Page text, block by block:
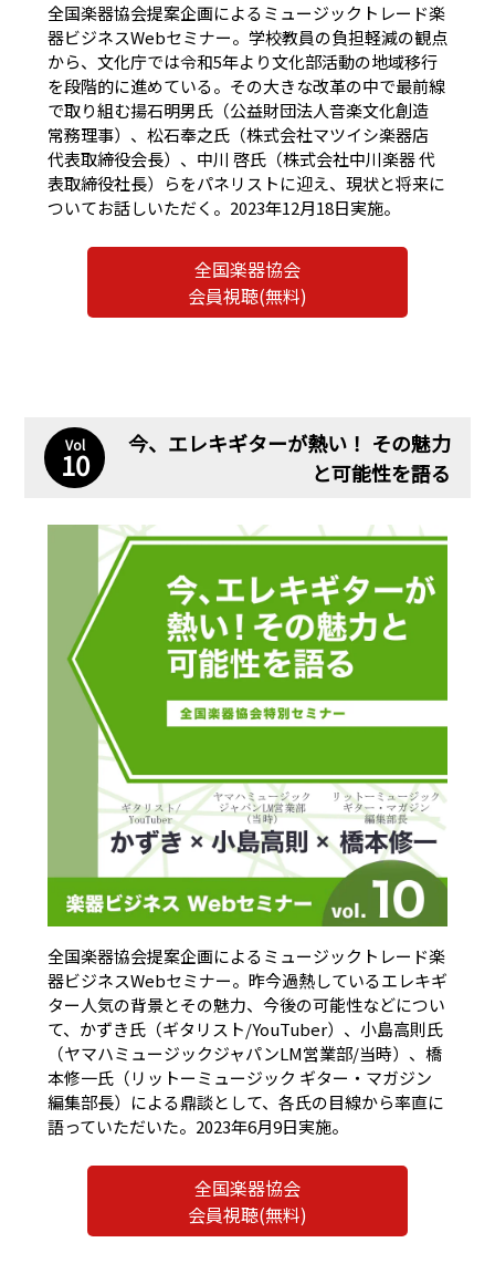
全国楽器協会提案企画によるミュージックトレード楽
器ビジネスWebセミナー。学校教員の負担軽減の観点
から、文化庁では令和5年より文化部活動の地域移行
を段階的に進めている。その大きな改革の中で最前線
で取り組む揚石明男氏（公益財団法人音楽文化創造
常務理事）、松石奉之氏（株式会社マツイシ楽器店
代表取締役会長）、中川 啓氏（株式会社中川楽器 代
表取締役社長）らをパネリストに迎え、現状と将来に
ついてお話しいただく。2023年12月18日実施。
全国楽器協会
会員視聴(無料)
Vol
10
今、エレキギターが熱い！ その魅力
と可能性を語る
全国楽器協会提案企画によるミュージックトレード楽
器ビジネスWebセミナー。昨今過熱しているエレキギ
ター人気の背景とその魅力、今後の可能性などについ
て、かずき氏（ギタリスト/YouTuber）、小島高則氏
（ヤマハミュージックジャパンLM営業部/当時）、橋
本修一氏（リットーミュージック ギター・マガジン
編集部長）による鼎談として、各氏の目線から率直に
語っていただいた。2023年6月9日実施。
全国楽器協会
会員視聴(無料)